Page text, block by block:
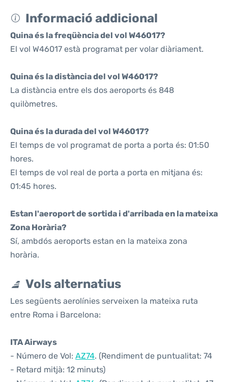
Informació addicional
Quina és la freqüència del vol W46017?
El vol W46017 està programat per volar diàriament.
Quina és la distància del vol W46017?
La distància entre els dos aeroports és 848
quilòmetres.
Quina és la durada del vol W46017?
El temps de vol programat de porta a porta és: 01:50
hores.
El temps de vol real de porta a porta en mitjana és:
01:45 hores.
Estan l'aeroport de sortida i d'arribada en la mateixa
Zona Horària?
Sí, ambdós aeroports estan en la mateixa zona
horària.
Vols alternatius
Les següents aerolínies serveixen la mateixa ruta
entre Roma i Barcelona:
ITA Airways
- Número de Vol: AZ74. (Rendiment de puntualitat: 74
- Retard mitjà: 12 minuts)